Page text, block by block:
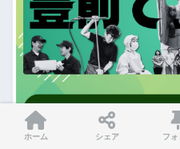
ホーム シェア フ